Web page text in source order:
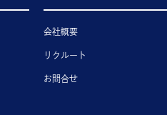
会社概要
リクルート
お問合せ